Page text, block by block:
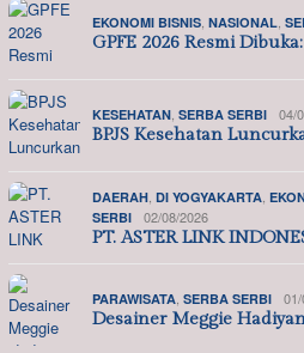
EKONOMI BISNIS, NASIONAL,
GPFE 2026 Resmi
KESEHATAN, SERBA SERBI 04/
BPJS Kesehatan
DAERAH, DI YOGYAKARTA,
SERBI
02/08/2026
PT. ASTER LINK
PARAWISATA, SERBA SERBI
Desainer Meggie